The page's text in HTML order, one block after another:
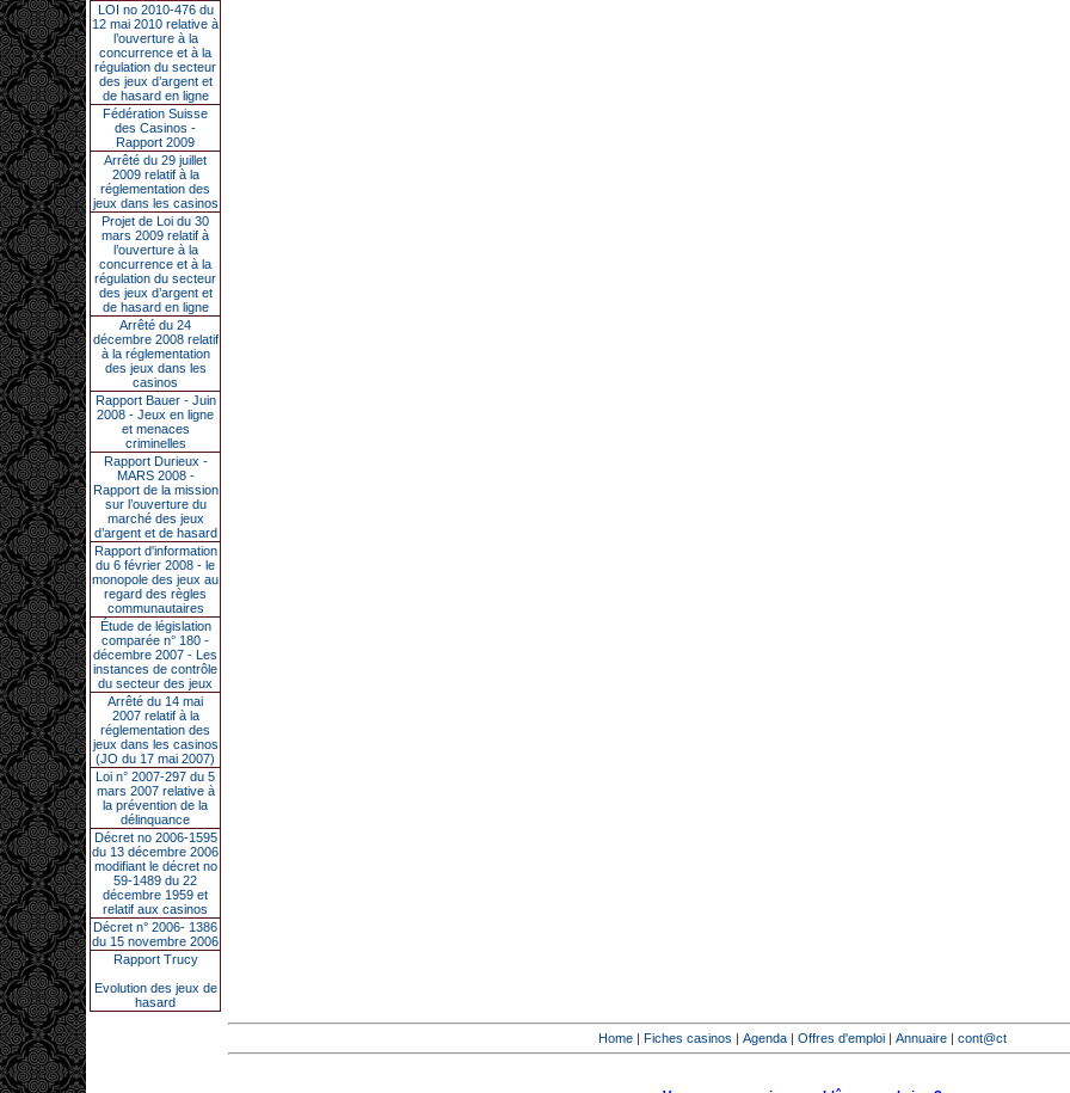
LOI no 2010-476 du
12 mai 2010 relative à
l’ouverture à la
concurrence et à la
régulation du secteur
des jeux d’argent et
de hasard en ligne
Fédération Suisse
des Casinos -
Rapport 2009
Arrêté du 29 juillet
2009 relatif à la
réglementation des
jeux dans les casinos
Projet de Loi du 30
mars 2009 relatif à
l’ouverture à la
concurrence et à la
régulation du secteur
des jeux d’argent et
de hasard en ligne
Arrêté du 24
décembre 2008 relatif
à la réglementation
des jeux dans les
casinos
Rapport Bauer - Juin
2008 - Jeux en ligne
et menaces
criminelles
Rapport Durieux -
MARS 2008 -
Rapport de la mission
sur l’ouverture du
marché des jeux
d’argent et de hasard
Rapport d'information
du 6 février 2008 - le
monopole des jeux au
regard des règles
communautaires
Étude de législation
comparée n° 180 -
décembre 2007 - Les
instances de contrôle
du secteur des jeux
Arrêté du 14 mai
2007 relatif à la
réglementation des
jeux dans les casinos
(JO du 17 mai 2007)
Loi n° 2007-297 du 5
mars 2007 relative à
la prévention de la
délinquance
Décret no 2006-1595
du 13 décembre 2006
modifiant le décret no
59-1489 du 22
décembre 1959 et
relatif aux casinos
Décret n° 2006- 1386
du 15 novembre 2006
Rapport Trucy
Evolution des jeux de
hasard
Home | Fiches casinos | Agenda | Offres d'emploi | Annuaire | cont@ct